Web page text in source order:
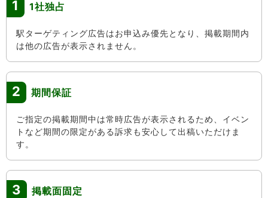
1 1社独占
駅ターゲティング広告はお申込み優先となり、掲載期間内
は他の広告が表示されません。
2 期間保証
ご指定の掲載期間中は常時広告が表示されるため、イベン
トなど期間の限定がある訴求も安心して出稿いただけま
す。
3 掲載面固定